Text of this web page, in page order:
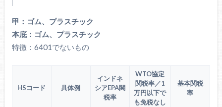
甲：ゴム、プラスチック
本底：ゴム、プラスチック
特徴：6401でないもの
HSコード 具体例
インドネ
シアEPA関
税率
WTO協定
関税率／1
万円以下で
も免税なし
基本関税
率